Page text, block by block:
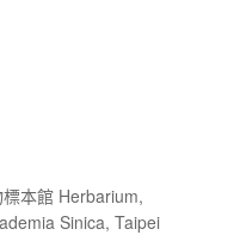
本館 Herbarium,
Sinica, Taipei